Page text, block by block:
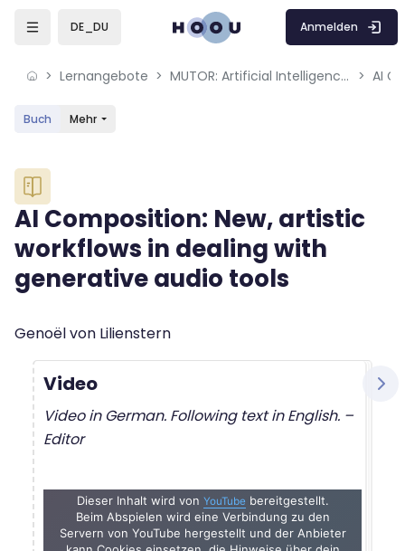
Skip to sidebar navigation menu
Skip to mobile navigation menu
Skip to sidebar hidden blocks
DE_DU Anmelden
Lernangebote MUTOR: Artificial Intelligence for Music and Multimedia
Buch Mehr
Blöcke
AI Composition: New, artistic
workflows in dealing with
generative audio tools
Blöcke
Abschlussbedingungen
Genoël von Lilienstern
Video
Video in German. Following text in English. –
Editor
Dieser Inhalt wird von YouTube bereitgestellt.
Beim Abspielen wird eine Verbindung zu den
Servern von YouTube hergestellt und der Anbieter